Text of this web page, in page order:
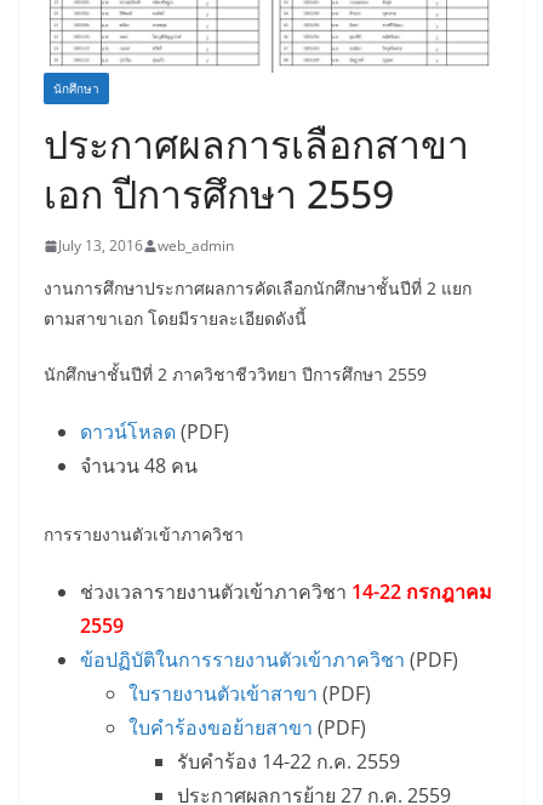
นักศึกษา
ประกาศผลการเลือกสาขา
เอก ปีการศึกษา 2559
July 13, 2016 web_admin
งานการศึกษาประกาศผลการคัดเลือกนักศึกษาชั้นปีที่ 2 แยก
ตามสาขาเอก โดยมีรายละเอียดดังนี้
นักศึกษาชั้นปีที่ 2 ภาควิชาชีววิทยา ปีการศึกษา 2559
ดาวน์โหลด(PDF)
จำนวน 48 คน
การรายงานตัวเข้าภาควิชา
ช่วงเวลารายงานตัวเข้าภาควิชา 14-22 กรกฎาคม
2559
ข้อปฏิบัติในการรายงานตัวเข้าภาควิชา (PDF)
ใบรายงานตัวเข้าสาขา (PDF)
ใบคำร้องขอย้ายสาขา (PDF)
รับคำร้อง 14-22 ก.ค. 2559
ประกาศผลการย้าย 27 ก.ค. 2559